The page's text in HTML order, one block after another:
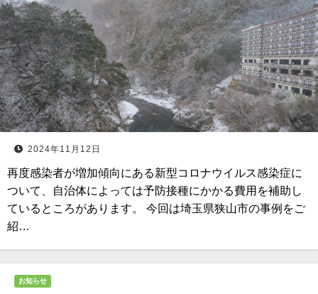
2024年11月12日
再度感染者が増加傾向にある新型コロナウイルス感染症に
ついて、自治体によっては予防接種にかかる費用を補助し
ているところがあります。 今回は埼玉県狭山市の事例をご
紹…
お知らせ